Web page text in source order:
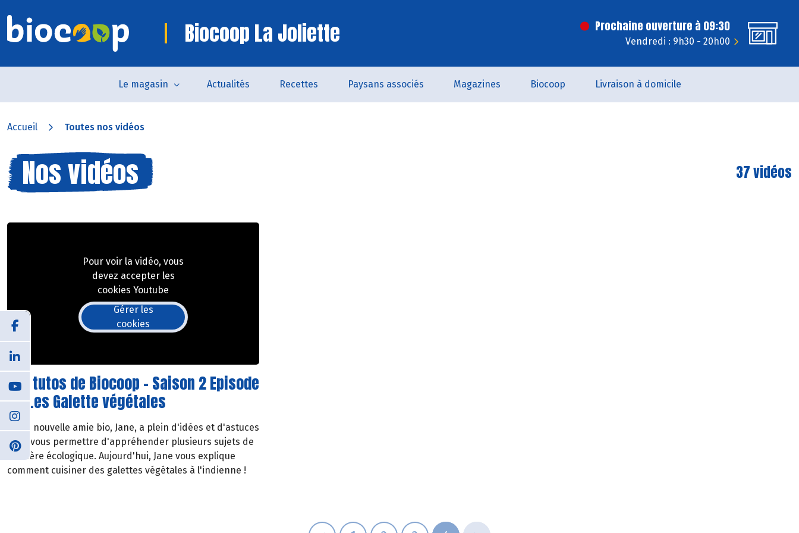
Biocoop La Joliette Prochaine ouverture à 09:30
Vendredi : 9h30 - 20h00
Le magasin Actualités Recettes Paysans associés Magazines Biocoop Livraison à domicile
Accueil Toutes nos vidéos
Nos vidéos 37 vidéos
Pour voir la vidéo, vous
devez accepter les
cookies Youtube
Gérer les
cookies
Les tutos de Biocoop - Saison 2 Episode
9 - Les Galette végétales
Votre nouvelle amie bio, Jane, a plein d'idées et d'astuces
pour vous permettre d'appréhender plusieurs sujets de
manière écologique. Aujourd'hui, Jane vous explique
comment cuisiner des galettes végétales à l'indienne !